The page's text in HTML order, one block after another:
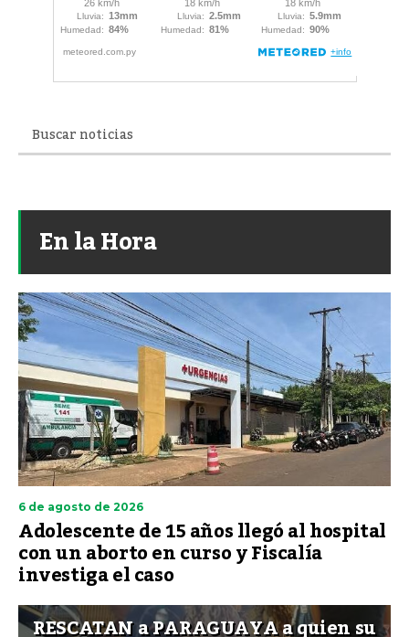
En la Hora
6 de agosto de 2026
Adolescente de 15 años llegó al hospital
con un aborto en curso y Fiscalía
investiga el caso
RESCATAN a PARAGUAYA a quien su